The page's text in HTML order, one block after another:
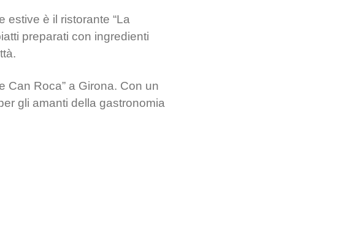
estive è il ristorante “La
preparati con ingredienti
Can Roca” a Girona. Con un
gli amanti della gastronomia